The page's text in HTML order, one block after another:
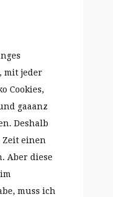
mit jeder
Cookies,
gaaanz
Deshalb
einen
Aber diese
muss ich